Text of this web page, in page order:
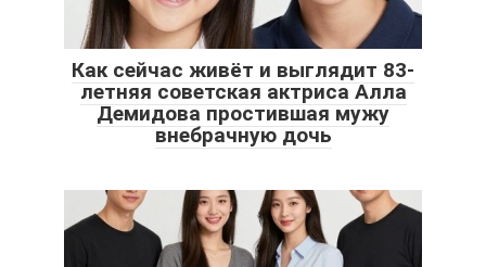
Как сейчас живёт и выглядит 83-
летняя советская актриса Алла
Демидова простившая мужу
внебрачную дочь